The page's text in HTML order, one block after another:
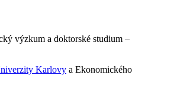
výzkum a doktorské studium –
Karlovy a Ekonomického